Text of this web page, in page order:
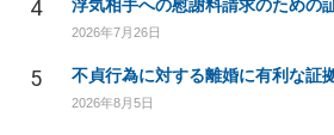
4 浮気相手への慰謝料請求のための
2026年7月26日
5
2026年8月5日